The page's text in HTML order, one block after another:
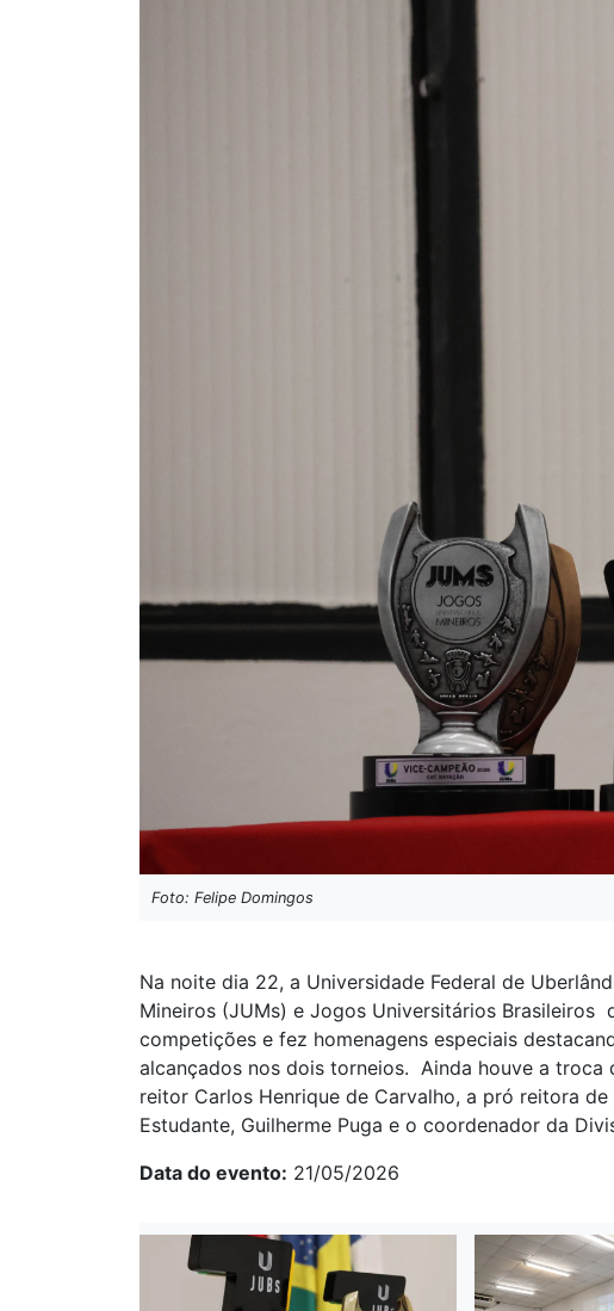
Foto: Felipe Domingos
Na noite dia 22, a Universidade Federal de
Mineiros (JUMs) e Jogos Universitários Brasileiros
competições e fez homenagens especiais
alcançados nos dois torneios. Ainda houve a
reitor Carlos Henrique de Carvalho, a pró reitora
Estudante, Guilherme Puga e o coordenador da
Data do evento 21/05/2026